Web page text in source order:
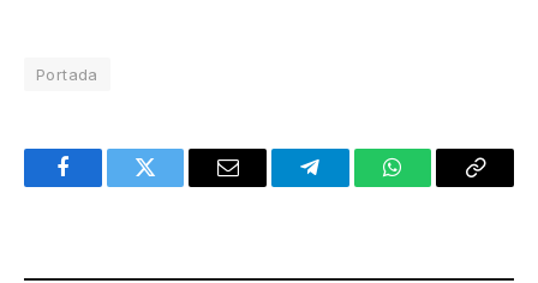
Portada
FacebookTwitter Email TelegramWhatsAppCopy